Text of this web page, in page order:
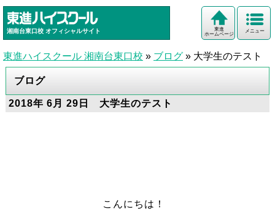
湘南台東口校 オフィシャルサイト メニュー
東進
ホームページ
東進ハイスクール 湘南台東口校 » ブログ » 大学生のテスト
ブログ
2018年 6月 29日 大学生のテスト
こんにちは！